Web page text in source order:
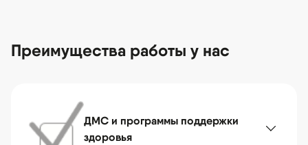
Преимущества работы у нас
ДМС и программы поддержки
здоровья